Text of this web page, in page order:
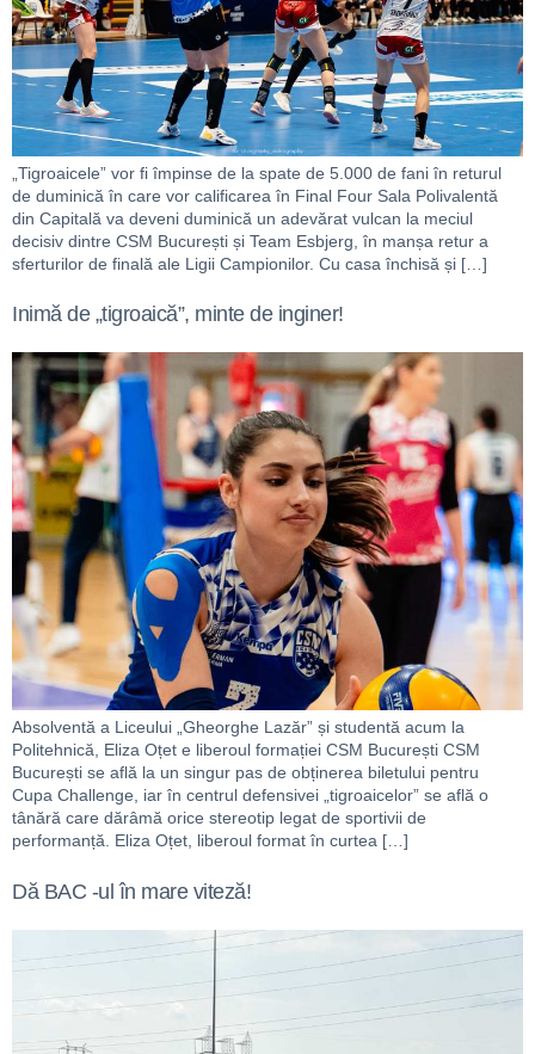
„Tigroaicele” vor fi împinse de la spate de 5.000 de fani în returul
de duminică în care vor calificarea în Final Four Sala Polivalentă
din Capitală va deveni duminică un adevărat vulcan la meciul
decisiv dintre CSM București și Team Esbjerg, în manșa retur a
sferturilor de finală ale Ligii Campionilor. Cu casa închisă și […]
Inimă de „tigroaică”, minte de inginer!
Absolventă a Liceului „Gheorghe Lazăr” și studentă acum la
Politehnică, Eliza Oțet e liberoul formației CSM București CSM
București se află la un singur pas de obținerea biletului pentru
Cupa Challenge, iar în centrul defensivei „tigroaicelor” se află o
tânără care dărâmă orice stereotip legat de sportivii de
performanță. Eliza Oțet, liberoul format în curtea […]
Dă BAC -ul în mare viteză!